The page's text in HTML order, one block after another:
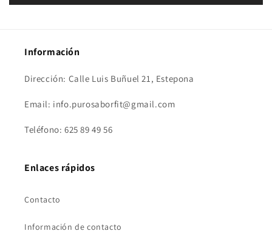
Información
Dirección: Calle Luis Buñuel 21, Estepona
Email: info.purosaborfit@gmail.com
Teléfono: 625 89 49 56
Enlaces rápidos
Contacto
Información de contacto